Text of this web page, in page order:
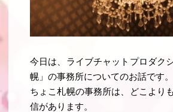
今日は、ライブチャットプロダク
幌」の事務所についてのお話です。
ちょこ札幌の事務所は、どこより
信があります。